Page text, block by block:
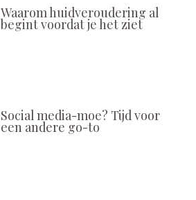
Waarom huidveroudering al
begint voordat je het ziet
Social media-moe? Tijd voor
een andere go-to